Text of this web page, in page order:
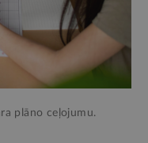
plāno ceļojumu.